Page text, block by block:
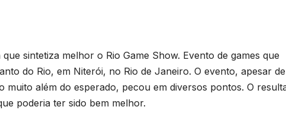
sintetiza melhor o Rio Game Show. Evento de games que
do Rio, em Niterói, no Rio de Janeiro. O evento, apesar
muito além do esperado, pecou em diversos pontos. O
poderia ter sido bem melhor.